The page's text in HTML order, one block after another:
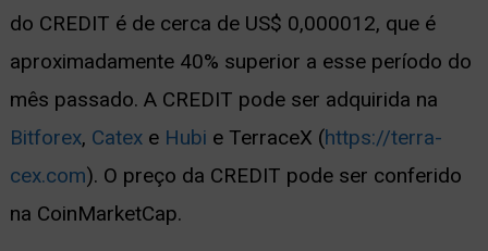
do CREDIT é de cerca de US$ 0,000012, que é
aproximadamente 40% superior a esse período do
mês passado. A CREDIT pode ser adquirida na
Bitforex, Catexe Hubi e TerraceX (https://terra-
cex.com). O preço da CREDIT pode ser conferido
na CoinMarketCap.